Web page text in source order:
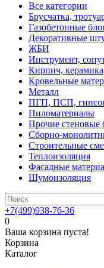
Все категории
Брусчатка,
Газобетонные
Декоративные
ЖБИ
Инструмент,
Кирпич, керамика
Кровельные
Металл
ПГП, ПСП,
Пиломатериалы
Прочие стеновые
Сборно-
Строительные
Теплоизоляция
Фасадные
Шумоизоляция
+7(499)938-76-36
0
Ваша корзина пуста!
Корзина
Каталог